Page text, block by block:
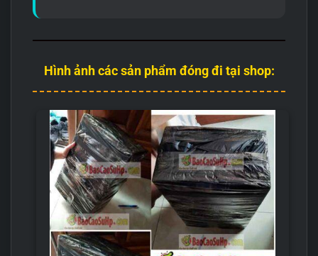
Hình ảnh các sản phẩm đóng đi tại shop: